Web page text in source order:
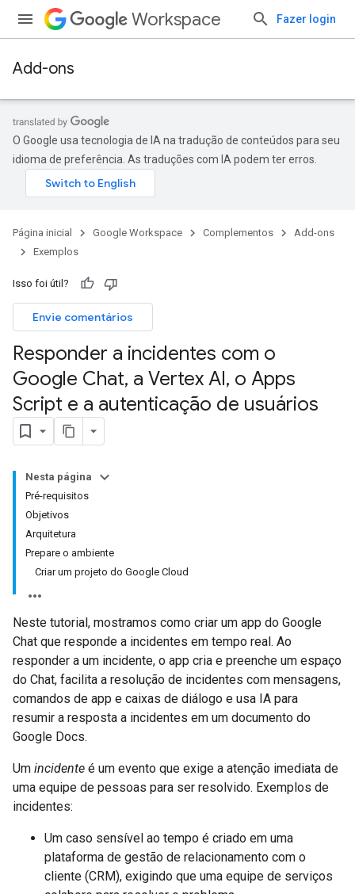
Workspace Fazer login
Add-ons
O Google usa tecnologia de IA na tradução de conteúdos para seu
idioma de preferência. As traduções com IA podem ter erros.
Página inicial Google Workspace Complementos
Add-ons
Exemplos
Isso foi útil?
Envie comentários
Responder a incidentes com o
Google Chat, a Vertex AI, o Apps
Script e a autenticação de usuários
Nesta página
Pré-requisitos
Objetivos
Arquitetura
Prepare o ambiente
Criar um projeto do Google Cloud
Neste tutorial, mostramos como criar um app do Google
Chat que responde a incidentes em tempo real. Ao
responder a um incidente, o app cria e preenche um espaço
do Chat, facilita a resolução de incidentes com mensagens,
comandos de app e caixas de diálogo e usa IA para
resumir a resposta a incidentes em um documento do
Google Docs.
Um incidente é um evento que exige a atenção imediata de
uma equipe de pessoas para ser resolvido. Exemplos de
incidentes:
Um caso sensível ao tempo é criado em uma
plataforma de gestão de relacionamento com o
cliente (CRM), exigindo que uma equipe de serviços